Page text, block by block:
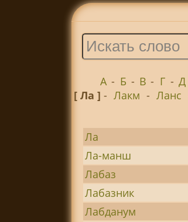
А - Б - В - Г - Д
[ Ла ]- Лакм - Ланс
Ла
Ла-манш
Лабаз
Лабазник
Лабданум